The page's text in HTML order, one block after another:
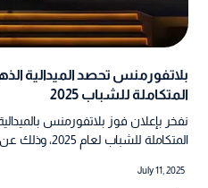
بلاتفورمنس تحصد الميدالية
المتكاملة للشباب 2025
نفخر بإعلان فوز بلاتفورمنس
المتكاملة
July 11, 2025